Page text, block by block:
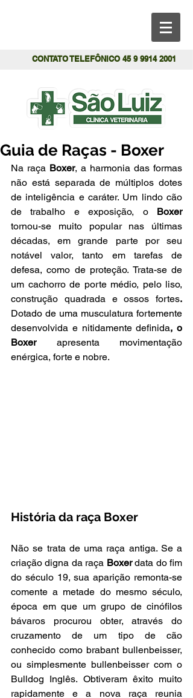
CONTATO TELEFÔNICO 45 9 9914 2001
Guia de Raças - Boxer
Na raça Boxer, a harmonia das formas
não está separada de múltiplos dotes
de inteligência e caráter. Um lindo cão
de trabalho e exposição, o Boxer
tornou-se muito popular nas últimas
décadas, em grande parte por seu
notável valor, tanto em tarefas de
defesa, como de proteção. Trata-se de
um cachorro de porte médio, pelo liso,
construção quadrada e ossos fortes
Dotado de uma musculatura fortemente
desenvolvida e nitidamente definida, o
Boxer apresenta movimentação
enérgica, forte e nobre.
História da raça Boxer
Não se trata de uma raça antiga. Se a
criação digna da raça Boxer data do fim
do século 19, sua aparição remonta-se
comente a metade do mesmo século,
época em que um grupo de cinófilos
bávaros procurou obter, através do
cruzamento de um tipo de cão
conhecido como brabant bullenbeisser,
ou simplesmente bullenbeisser com o
Bulldog Inglês. Obtiveram êxito muito
rapidamente e a nova raça reunia